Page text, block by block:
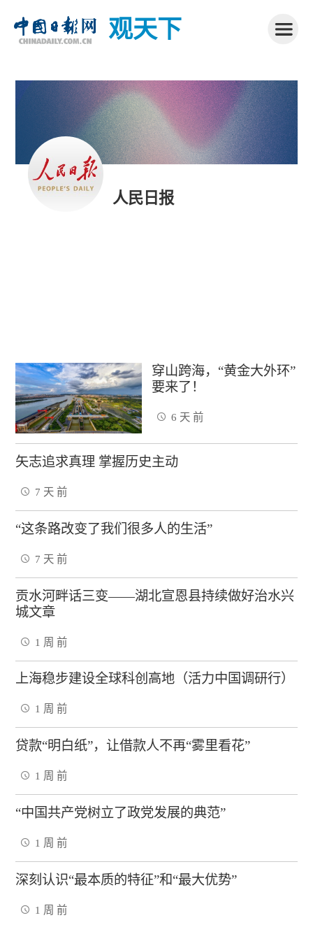
观天下
人民日报
穿山跨海，“黄金大外环”
要来了！
6 天 前
矢志追求真理 掌握历史主动
7 天 前
“这条路改变了我们很多人的生活”
7 天 前
贡水河畔话三变——湖北宣恩县持续做好治水兴
城文章
1 周 前
上海稳步建设全球科创高地（活力中国调研行）
1 周 前
贷款“明白纸”，让借款人不再“雾里看花”
1 周 前
“中国共产党树立了政党发展的典范”
1 周 前
深刻认识“最本质的特征”和“最大优势”
1 周 前